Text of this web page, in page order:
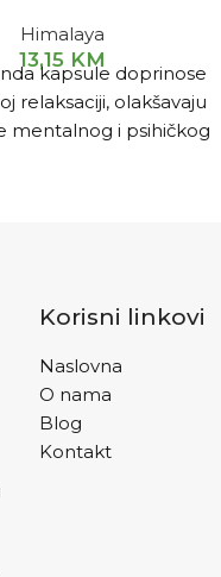
Himalaya
13,15 KM
kapsule doprinose
relaksaciji, olakšavaju
mentalnog i psihičkog
Korisni linkovi
Naslovna
O nama
Blog
Kontakt